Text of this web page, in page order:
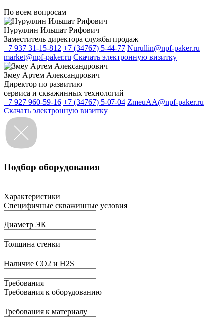
По всем вопросам
Нуруллин Ильшат Рифович
Заместитель директора службы продаж
+7 937 31-15-812 +7 (34767) 5-44-77 Nurullin@npf-paker.ru
market@npf-paker.ru Скачать электронную визитку
Змеу Артем Александрович
Директор по развитию
сервиса и скважинных технологий
+7 927 960-59-16 +7 (34767) 5-07-04 ZmeuAA@npf-paker.ru
Скачать электронную визитку
Подбор оборудования
Характеристики
Специфичные скважинные условия
Диаметр ЭК
Толщина стенки
Наличие СО2 и H2S
Требования
Требования к оборудованию
Требования к материалу